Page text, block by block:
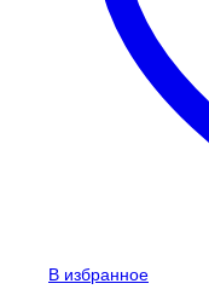
В избранное